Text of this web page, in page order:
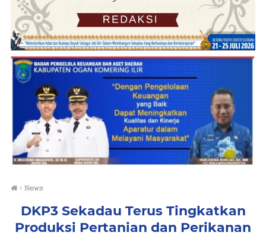
› 𝙽𝚎𝚠𝚜
DKP3 Sekadau Terus Tingkatkan
Produksi Pertanian dan Perikanan